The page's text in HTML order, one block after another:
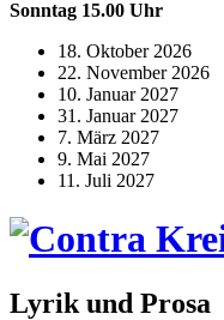
Sonntag 15.00 Uhr
18. Oktober 2026
22. November 2026
10. Januar 2027
31. Januar 2027
7. März 2027
9. Mai 2027
11. Juli 2027
Lyrik und Prosa